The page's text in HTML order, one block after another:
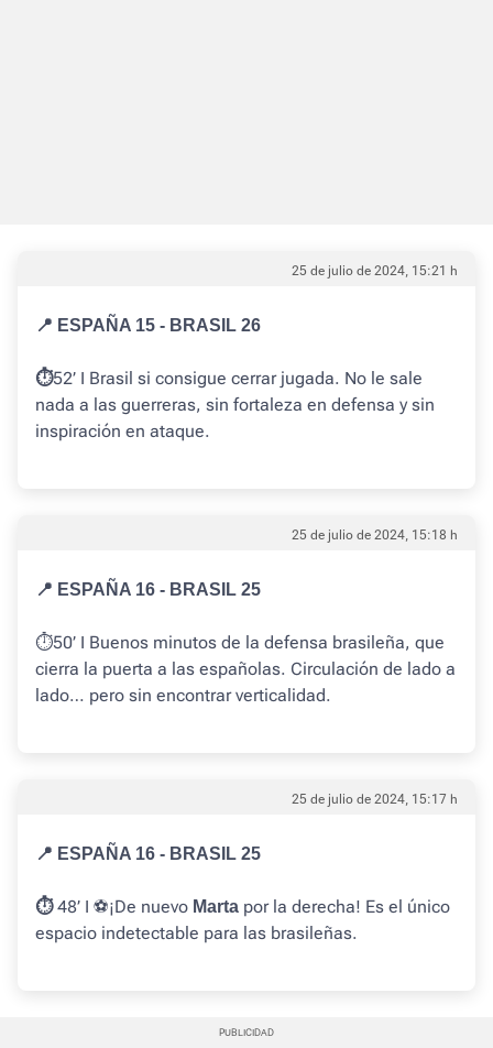
25 de julio de 2024, 15:21 h
📍 ESPAÑA 15 - BRASIL 26
⏱️52’ I Brasil si consigue cerrar jugada. No le sale
nada a las guerreras, sin fortaleza en defensa y sin
inspiración en ataque.
25 de julio de 2024, 15:18 h
📍 ESPAÑA 16 - BRASIL 25
⏱️50’ I Buenos minutos de la defensa brasileña, que
cierra la puerta a las españolas. Circulación de lado a
lado… pero sin encontrar verticalidad.
25 de julio de 2024, 15:17 h
📍 ESPAÑA 16 - BRASIL 25
⏱️48’ I ⚽️¡De nuevo Marta por la derecha! Es el único
espacio indetectable para las brasileñas.